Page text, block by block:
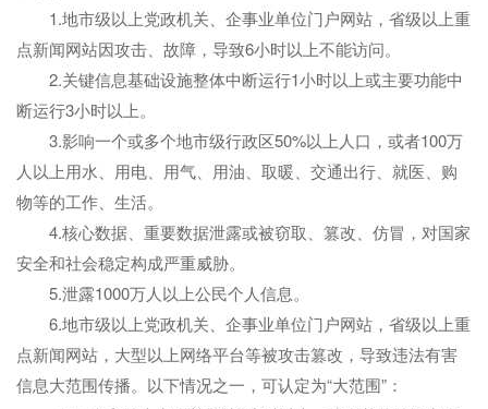
1.地市级以上党政机关、企事业单位门户网站，省级以上重
点新闻网站因攻击、故障，导致6小时以上不能访问。
2.关键信息基础设施整体中断运行1小时以上或主要功能中
断运行3小时以上。
3.影响一个或多个地市级行政区50%以上人口，或者100万
人以上用水、用电、用气、用油、取暖、交通出行、就医、购
物等的工作、生活。
4.核心数据、重要数据泄露或被窃取、篡改、仿冒，对国家
安全和社会稳定构成严重威胁。
5.泄露1000万人以上公民个人信息。
6.地市级以上党政机关、企事业单位门户网站，省级以上重
点新闻网站，大型以上网络平台等被攻击篡改，导致违法有害
信息大范围传播。以下情况之一，可认定为“大范围”：